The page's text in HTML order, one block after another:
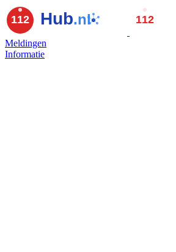
Meldingen
Informatie